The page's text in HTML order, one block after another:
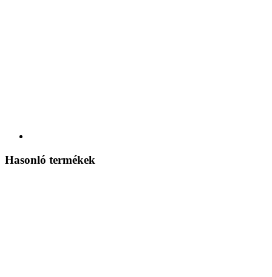
Hasonló termékek